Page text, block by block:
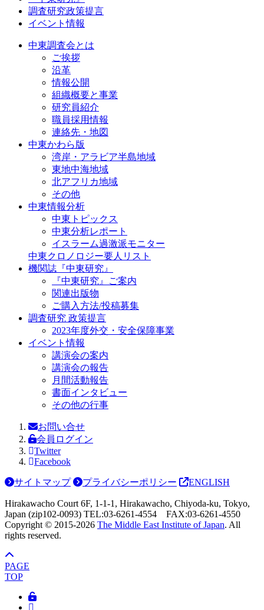
調査研究政策提言
イベント情報
中東調査会とは
ご挨拶
沿革
情報公開
組織概要と事業
研究員紹介
職員採用情報
連絡先・地図
中東かわら版
湾岸・アラビア半島地域
東地中海地域
北アフリカ地域
その他
中東情報分析
中東トピックス
中東分析レポート
イスラーム過激派モニター
中東クロノロジー要人リスト
機関誌『中東研究』
『中東研究』ご案内
関連出版物
ご購入方法/投稿募集
調査研究 政策提言
2023年度外交・安全保障事業
イベント情報
講演会の案内
講演会の報告
月間活動報告
書面インタビュー
その他の行事
お問い合せ
会員ログイン
Twitter
Facebook
サイトマップ プライバシーポリシー ENGLISH
Hirakawacho Court 6F, 1-1-1, Hirakawacho, Chiyoda-ku, Tokyo,
Japan (zip102-0093) TEL:03-6261-4554 FAX:03-6261-4550
Copyright © 2015-2026 The Middle East Institute of Japan. All
rights reserved.
PAGE
TOP